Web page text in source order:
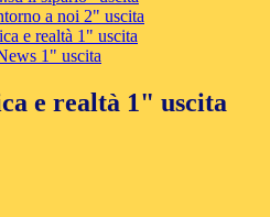
a noi 2" uscita
e realtà 1" uscita
1" uscita
e realtà 1" uscita